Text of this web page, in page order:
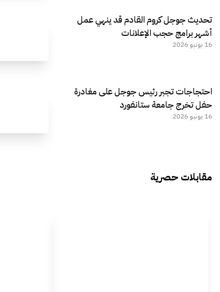
تحديث جوجل كروم القادم قد ينهي عمل
أشهر برامج حجب الإعلانات
16 يونيو 2026
احتجاجات تجبر رئيس جوجل على مغادرة
حفل تخرج جامعة ستانفورد
16 يونيو 2026
مقابلات حصرية